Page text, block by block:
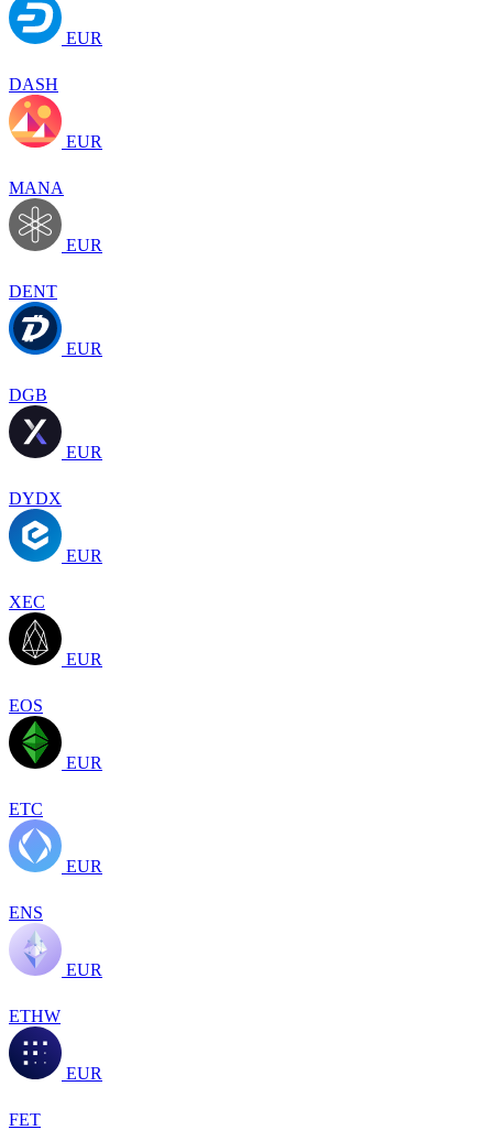
EUR
DASH
EUR
MANA
EUR
DENT
EUR
DGB
EUR
DYDX
EUR
XEC
EUR
EOS
EUR
ETC
EUR
ENS
EUR
ETHW
EUR
FET